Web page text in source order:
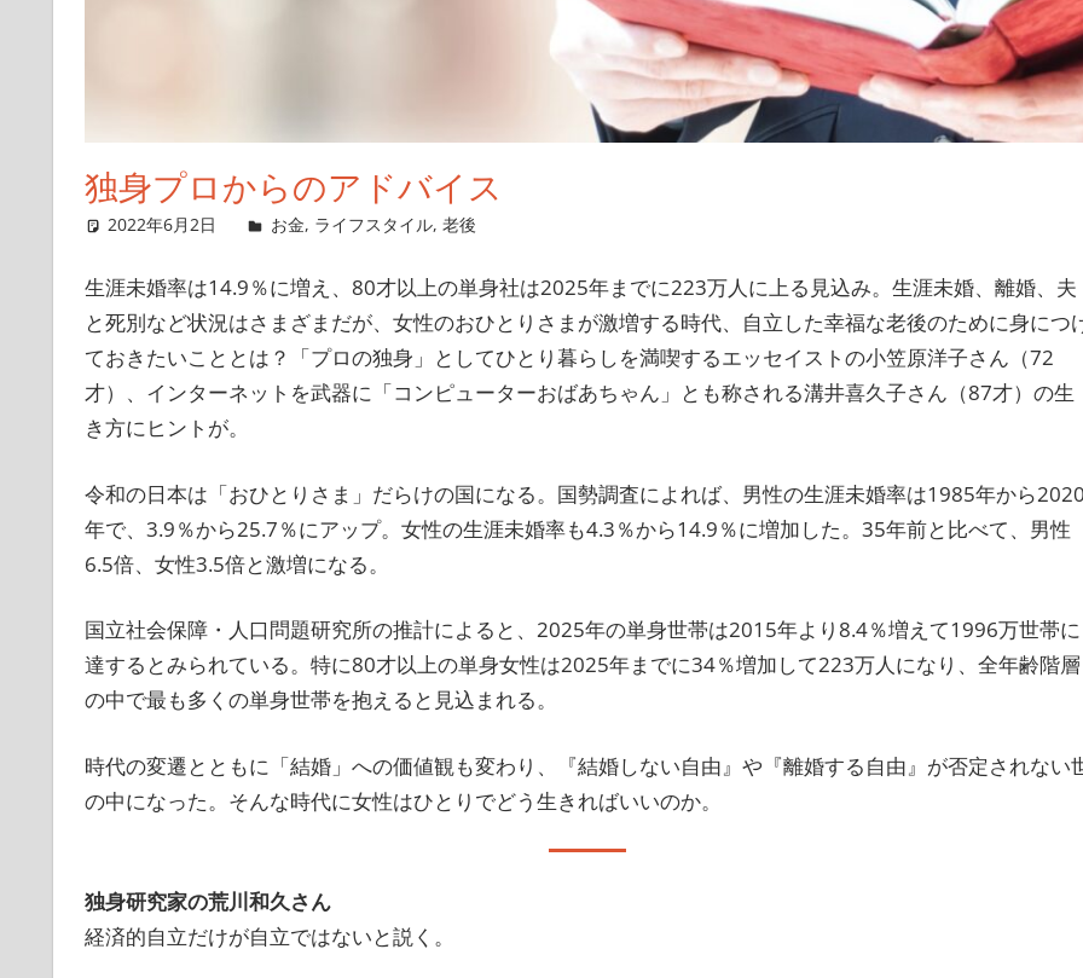
独身プロからのアドバイス
2022年6月2日 singlelife65
お金, ライフスタイル, 老後
生涯未婚率は14.9％に増え、80才以上の単身社は2025年までに223万人に上る見込み。生涯未婚、離婚、夫
と死別など状況はさまざまだが、女性のおひとりさまが激増する時代、自立した幸福な老後のために身につ
ておきたいこととは？「プロの独身」としてひとり暮らしを満喫するエッセイストの小笠原洋子さん（72
才）、インターネットを武器に「コンピューターおばあちゃん」とも称される溝井喜久子さん（87才）の生
き方にヒントが。
令和の日本は「おひとりさま」だらけの国になる。国勢調査によれば、男性の生涯未婚率は1985年から2020
年で、3.9％から25.7％にアップ。女性の生涯未婚率も4.3％から14.9％に増加した。35年前と比べて、男性
6.5倍、女性3.5倍と激増になる。
国立社会保障・人口問題研究所の推計によると、2025年の単身世帯は2015年より8.4％増えて1996万世帯に
達するとみられている。特に80才以上の単身女性は2025年までに34％増加して223万人になり、全年齢階層
の中で最も多くの単身世帯を抱えると見込まれる。
時代の変遷とともに「結婚」への価値観も変わり、『結婚しない自由』や『離婚する自由』が否定されない
の中になった。そんな時代に女性はひとりでどう生きればいいのか。
独身研究家の荒川和久さん
経済的自立だけが自立ではないと説く。